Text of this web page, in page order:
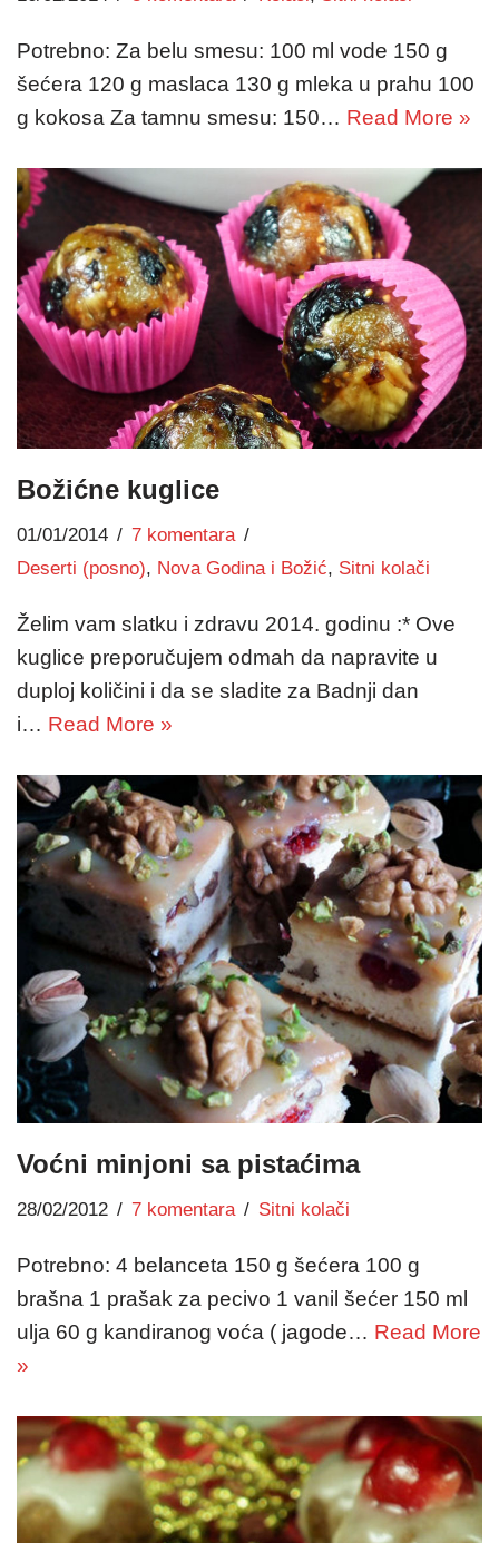
Potrebno: Za belu smesu: 100 ml vode 150 g
šećera 120 g maslaca 130 g mleka u prahu 100
g kokosa Za tamnu smesu: 150… Read More »
Božićne kuglice
01/01/2014
7 komentara
Deserti (posno), Nova Godina i Božić, Sitni kolači
Želim vam slatku i zdravu 2014. godinu :* Ove
kuglice preporučujem odmah da napravite u
duploj količini i da se sladite za Badnji dan
i… Read More »
Voćni minjoni sa pistaćima
28/02/2012 7 komentara Sitni kolači
Potrebno: 4 belanceta 150 g šećera 100 g
brašna 1 prašak za pecivo 1 vanil šećer 150 ml
ulja 60 g kandiranog voća ( jagode… Read More
»